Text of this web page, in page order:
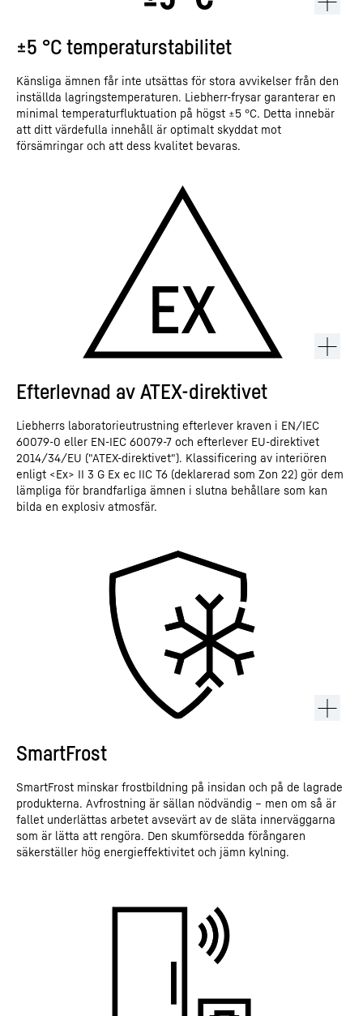
±5 °C temperaturstabilitet
Känsliga ämnen får inte utsättas för stora avvikelser från den
inställda lagringstemperaturen. Liebherr-frysar garanterar en
minimal temperaturfluktuation på högst ±5 °C. Detta innebär
att ditt värdefulla innehåll är optimalt skyddat mot
försämringar och att dess kvalitet bevaras.
Efterlevnad av ATEX-direktivet
Liebherrs laboratorieutrustning efterlever kraven i EN/IEC
60079-0 eller EN-IEC 60079-7 och efterlever EU-direktivet
2014/34/EU ("ATEX-direktivet"). Klassificering av interiören
enligt <Ex> II 3 G Ex ec IIC T6 (deklarerad som Zon 22) gör dem
lämpliga för brandfarliga ämnen i slutna behållare som kan
bilda en explosiv atmosfär.
SmartFrost
SmartFrost minskar frostbildning på insidan och på de lagrade
produkterna. Avfrostning är sällan nödvändig – men om så är
fallet underlättas arbetet avsevärt av de släta innerväggarna
som är lätta att rengöra. Den skumförsedda förångaren
säkerställer hög energieffektivitet och jämn kylning.